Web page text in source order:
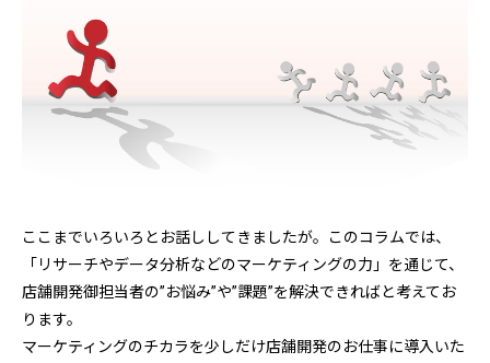
ここまでいろいろとお話ししてきましたが。このコラムでは、
「リサーチやデータ分析などのマーケティングの力」を通じて、
店舗開発御担当者の”お悩み”や”課題”を解決できればと考えてお
ります。
マーケティングのチカラを少しだけ店舗開発のお仕事に導入いた